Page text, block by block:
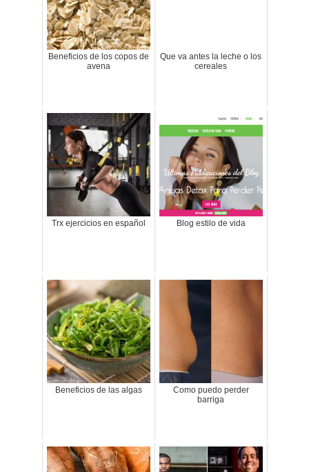
Beneficios de los copos de
avena
Que va antes la leche o los
cereales
Trx ejercicios en español Blog estilo de vida
Beneficios de las algas
Como puedo perder
barriga